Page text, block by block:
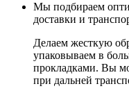
Мы подбираем
доставки и
Делаем жесткую
упаковываем в
прокладками. Вы
при дальней